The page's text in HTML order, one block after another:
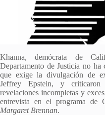
Khanna, demócrata de
Departamento de Justicia no
que exige la divulgación de
Jeffrey Epstein, y
revelaciones incompletas y
entrevista en el programa de
Margaret Brennan.